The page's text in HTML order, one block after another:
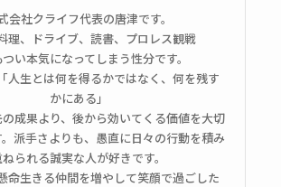
会社クライフ代表の唐津です。
理、ドライブ、読書、プロレス観戦
い本気になってしまう性分です。
人生とは何を得るかではなく、何を残す
かにある」
成果より、後から効いてくる価値を大切
派手さよりも、愚直に日々の行動を積み
ねられる誠実な人が好きです。
命生きる仲間を増やして笑顔で過ごした